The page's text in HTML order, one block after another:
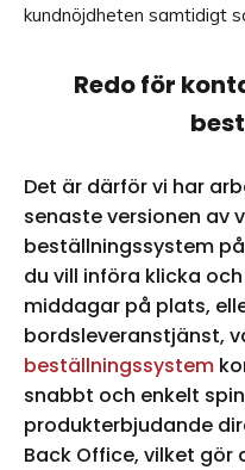
kundnöjdheten samtidigt
Redo för
Det är därför vi har
senaste versionen av
beställningssystem
du vill införa klicka
middagar på plats,
bordsleveranstjänst,
beställningssystem
snabbt och enkelt
produkterbjudande
Back Office, vilket gör